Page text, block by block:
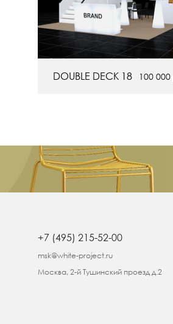
100 000
DOUBLE DECK 18
+7 (495) 215-52-00
msk@white-project.ru
Москва, 2-й Тушинский проезд д.2